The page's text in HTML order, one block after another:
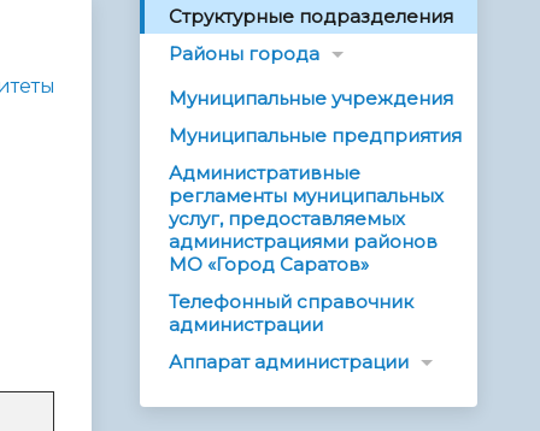
Структурные подразделения
Районы города
Муниципальные учреждения
Муниципальные предприятия
Административные
регламенты муниципальных
услуг, предоставляемых
администрациями районов
МО «Город Саратов»
Телефонный справочник
администрации
Аппарат администрации